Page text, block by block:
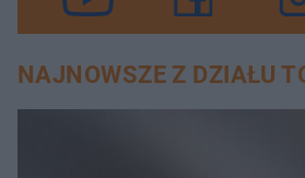
NAJNOWSZE Z DZIAŁU